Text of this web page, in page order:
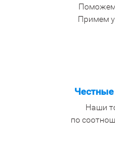
Поможем
Примем
Наши
по